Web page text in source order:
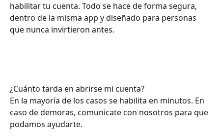
habilitar tu cuenta. Todo se hace de forma segura,
dentro de la misma app y diseñado para personas
que nunca invirtieron antes.
¿Cuánto tarda en abrirse mi cuenta?
En la mayoría de los casos se habilita en minutos. En
caso de demoras, comunicate con nosotros para que
podamos ayudarte.